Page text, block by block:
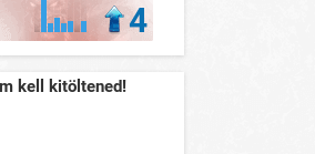
4
kell kitöltened!